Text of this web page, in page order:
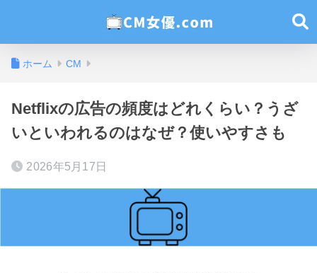
ホーム CM
Netflixの広告の頻度はどれくらい？うざ
いといわれるのはなぜ？使いやすさも
2026年5月17日